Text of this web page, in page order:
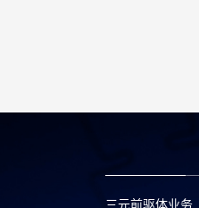
三元前驱体业务